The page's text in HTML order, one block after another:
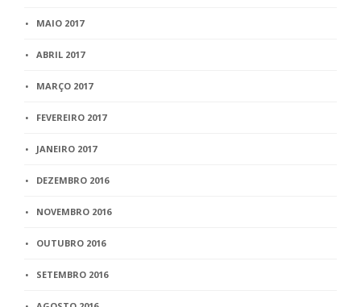
MAIO 2017
ABRIL 2017
MARÇO 2017
FEVEREIRO 2017
JANEIRO 2017
DEZEMBRO 2016
NOVEMBRO 2016
OUTUBRO 2016
SETEMBRO 2016